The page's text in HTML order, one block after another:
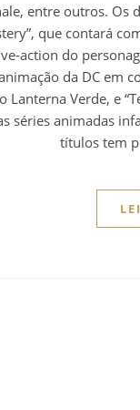
entre outros.
que contará
action do
da DC em
Lanterna Verde, e
séries animadas
títulos tem